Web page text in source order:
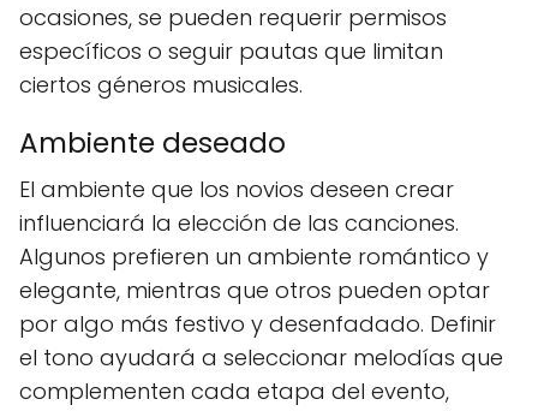
ocasiones, se pueden requerir permisos
específicos o seguir pautas que limitan
ciertos géneros musicales.
Ambiente deseado
El ambiente que los novios deseen crear
influenciará la elección de las canciones.
Algunos prefieren un ambiente romántico y
elegante, mientras que otros pueden optar
por algo más festivo y desenfadado. Definir
el tono ayudará a seleccionar melodías que
complementen cada etapa del evento,